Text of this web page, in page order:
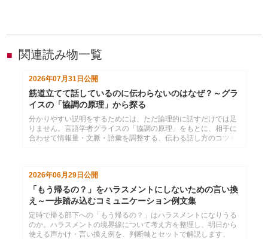
■ 関連読み物一覧
2026年07月31日 公開
筋道立てて話しているのに伝わらないのはなぜ？～グラ
イスの「協調の原理」から探る
分かりやすい説明をするためには、ただ論理的に話すだけでは足
りません。言語学者グライスの「協調の原理」をもとに、相手に
合わせて情報量・文脈・語彙を調整する、伝わる話し方のコツを
2026年06月29日公開
「もう帰るの？」をハラスメントにしないための言い換
え～一歩踏み込むコミュニケーション例文集
定時で帰る部下への「もう帰るの？」はハラスメントになりうる
のか。ハラスメントの境界線について考え方を整理し、明日から
使える声かけ・言い換え例を、判断軸とセットで解説します。